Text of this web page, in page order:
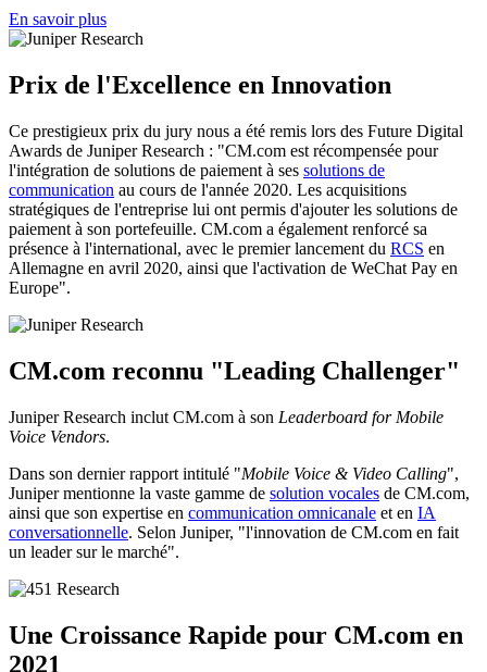
En savoir plus
Prix de l'Excellence en Innovation
Ce prestigieux prix du jury nous a été remis lors des Future Digital
Awards de Juniper Research : "CM.com est récompensée pour
l'intégration de solutions de paiement à ses solutions de
communication au cours de l'année 2020. Les acquisitions
stratégiques de l'entreprise lui ont permis d'ajouter les solutions de
paiement à son portefeuille. CM.com a également renforcé sa
présence à l'international, avec le premier lancement du RCS en
Allemagne en avril 2020, ainsi que l'activation de WeChat Pay en
Europe".
CM.com reconnu "Leading Challenger"
Juniper Research inclut CM.com à son Leaderboard for Mobile
Voice Vendors.
Dans son dernier rapport intitulé "Mobile Voice & Video Calling",
Juniper mentionne la vaste gamme de solution vocales de CM.com,
ainsi que son expertise en communication omnicanale et en IA
conversationnelle. Selon Juniper, "l'innovation de CM.com en fait
un leader sur le marché".
Une Croissance Rapide pour CM.com en
2021